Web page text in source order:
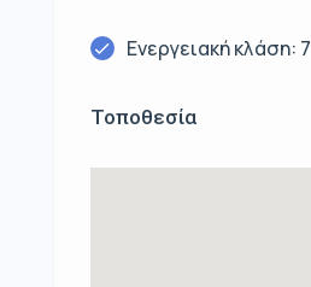
Ενεργειακή κλάση: 7
Τοποθεσία